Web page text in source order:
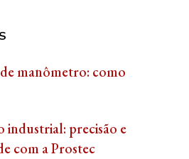
manômetro: como
precisão e
com a Prostec